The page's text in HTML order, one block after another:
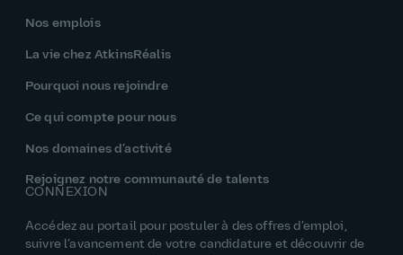
Nos emplois
La vie chez AtkinsRéalis
Pourquoi nous rejoindre
Ce qui compte pour nous
Nos domaines d’activité
Rejoignez notre communauté de talents
CONNEXION
Accédez au portail pour postuler à des offres d’emploi,
suivre l’avancement de votre candidature et découvrir de